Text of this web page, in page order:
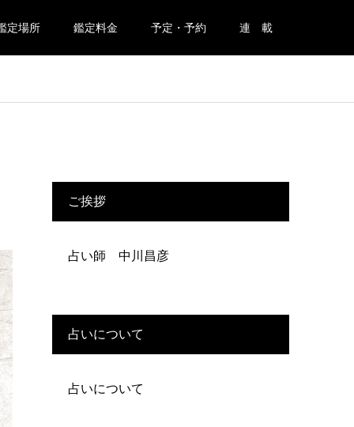
定場所 鑑定料金 予定・予約 連 載
ご挨拶
占い師 中川昌彦
占いについて
占いについて